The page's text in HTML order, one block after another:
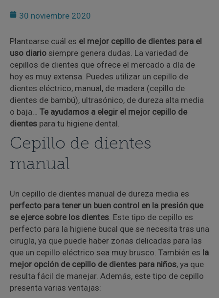
30 noviembre 2020
Plantearse cuál es el mejor cepillo de dientes para el
uso diario siempre genera dudas. La variedad de
cepillos de dientes que ofrece el mercado a día de
hoy es muy extensa. Puedes utilizar un cepillo de
dientes eléctrico, manual, de madera (cepillo de
dientes de bambú), ultrasónico, de dureza alta media
o baja… Te ayudamos a elegir el mejor cepillo de
dientes para tu higiene dental.
Cepillo de dientes
manual
Un cepillo de dientes manual de dureza media es
perfecto para tener un buen control en la presión que
se ejerce sobre los dientes. Este tipo de cepillo es
perfecto para la higiene bucal que se necesita tras una
cirugía, ya que puede haber zonas delicadas para las
que un cepillo eléctrico sea muy brusco. También es la
mejor opción de cepillo de dientes para niños, ya que
resulta fácil de manejar. Además, este tipo de cepillo
presenta varias ventajas: